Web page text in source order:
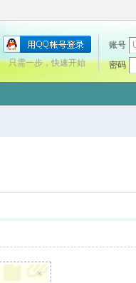
账号
密码
只需一步，快速开始
×